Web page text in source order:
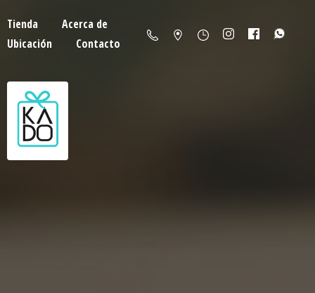
Tienda
Acerca de
Ubicación
Contacto